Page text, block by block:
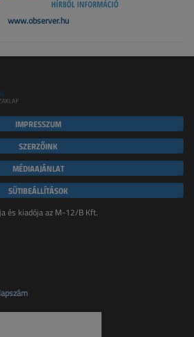
www.observer.hu
IMPRESSZUM
SZERZŐINK
MÉDIAAJÁNLAT
SÜTIBEÁLLÍTÁSOK
és kiadója az M-12/B Kft.